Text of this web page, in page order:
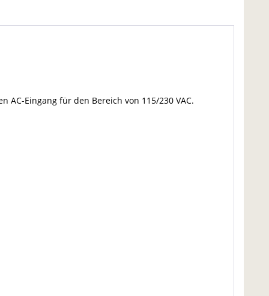
Eingang für den Bereich von 115/230 VAC.